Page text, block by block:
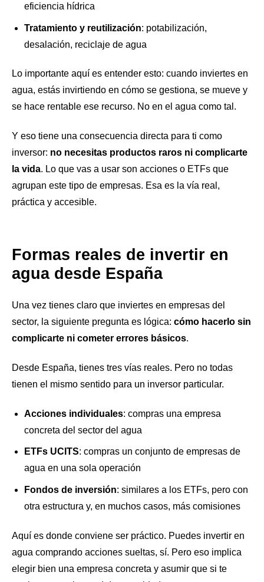
eficiencia hídrica
Tratamiento y reutilización: potabilización,
desalación, reciclaje de agua
Lo importante aquí es entender esto: cuando inviertes en
agua, estás invirtiendo en cómo se gestiona, se mueve y
se hace rentable ese recurso. No en el agua como tal.
Y eso tiene una consecuencia directa para ti como
inversor: no necesitas productos raros ni complicarte
la vida. Lo que vas a usar son acciones o ETFs que
agrupan este tipo de empresas. Esa es la vía real,
práctica y accesible.
Formas reales de invertir en
agua desde España
Una vez tienes claro que inviertes en empresas del
sector, la siguiente pregunta es lógica: cómo hacerlo sin
complicarte ni cometer errores básicos.
Desde España, tienes tres vías reales. Pero no todas
tienen el mismo sentido para un inversor particular.
Acciones individuales: compras una empresa
concreta del sector del agua
ETFs UCITS: compras un conjunto de empresas de
agua en una sola operación
Fondos de inversión: similares a los ETFs, pero con
otra estructura y, en muchos casos, más comisiones
Aquí es donde conviene ser práctico. Puedes invertir en
agua comprando acciones sueltas, sí. Pero eso implica
elegir bien una empresa concreta y asumir que si te